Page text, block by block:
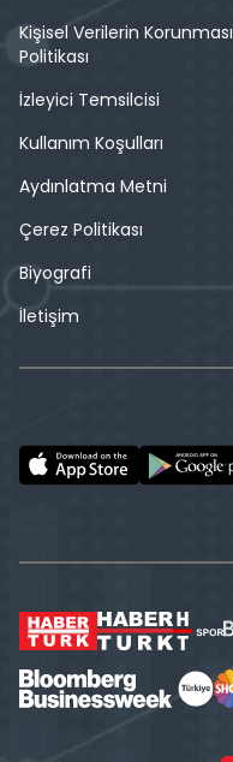
Kişisel Verilerin Korunması
Politikası
İzleyici Temsilcisi
Kullanım Koşulları
Aydınlatma Metni
Çerez Politikası
Biyografi
İletişim